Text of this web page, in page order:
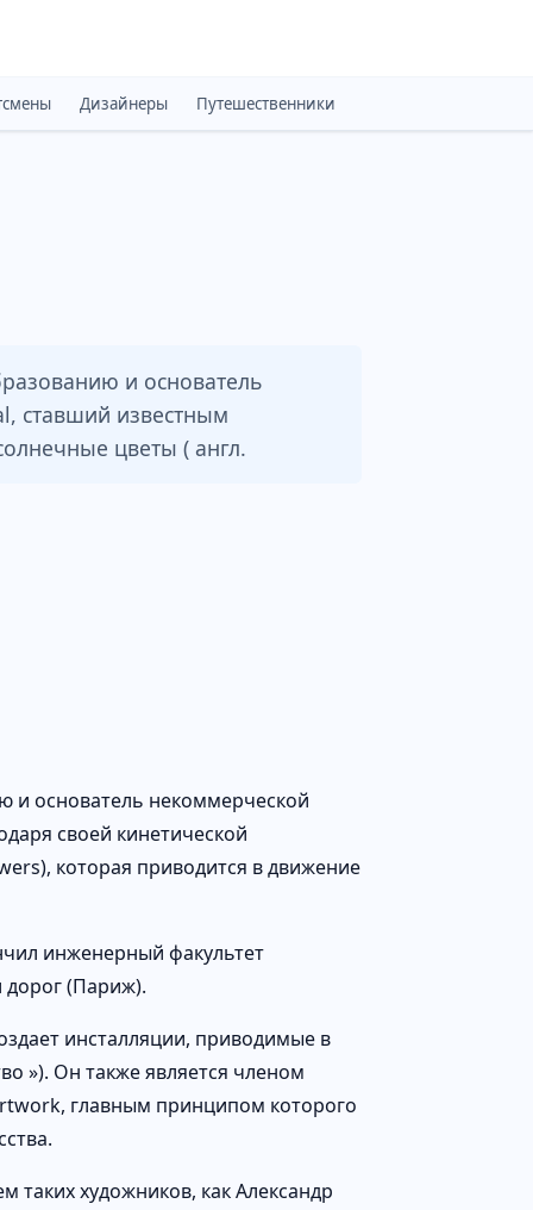
Дизайнеры Путешественники
и основатель
ставший известным
цветы ( англ.
и основатель некоммерческой
своей кинетической
которая приводится в движение
инженерный факультет
(Париж).
инсталляции, приводимые в
»). Он также является членом
главным принципом которого
таких художников, как Александр